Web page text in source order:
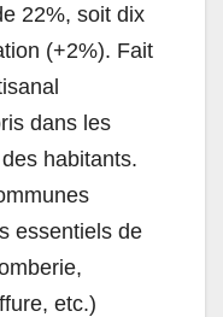
22%, soit dix
(+2%). Fait
dans les
habitants.
essentiels de
etc.)